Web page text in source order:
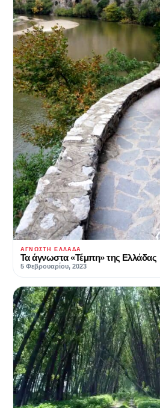
ΆΓΝΩΣΤΗ ΕΛΛΆΔΑ
Τα άγνωστα «Τέμπη» της Ελλάδας
5 Φεβρουαρίου, 2023